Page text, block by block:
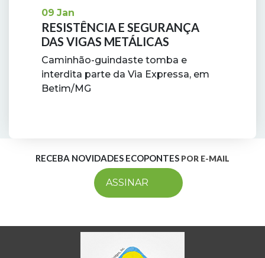
09 Jan
RESISTÊNCIA E SEGURANÇA
DAS VIGAS METÁLICAS
Caminhão-guindaste tomba e
interdita parte da Via Expressa, em
Betim/MG
RECEBA NOVIDADES ECOPONTES POR E-MAIL
ASSINAR